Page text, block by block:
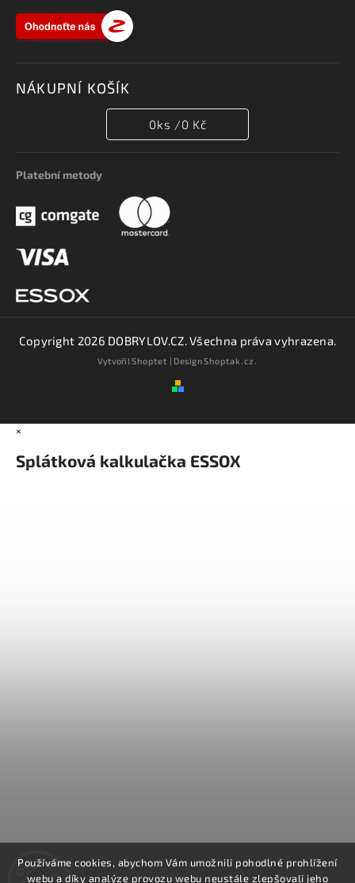
Používáme cookies, abychom Vám umožnili pohodlné prohlížení
webu a díky analýze provozu webu neustále zlepšovali jeho
NÁKUPNÍ KOŠÍK
0ks /0 Kč
Platební metody
Copyright 2026 DOBRYLOV.CZ. Všechna práva vyhrazena.
VytvořilShoptet | DesignShoptak.cz.
×
Splátková kalkulačka ESSOX